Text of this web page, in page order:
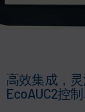
高效集成，
EcoAUC2控